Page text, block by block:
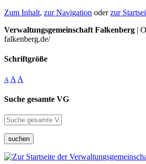
Zum Inhalt, zur Navigation oderzur
Verwaltungsgemeinschaft Falkenberg |
falkenberg.de/
Schriftgröße
A A A
Suche gesamte VG
suchen